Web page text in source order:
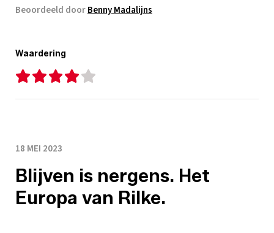
Beoordeeld doorBenny Madalijns
Waardering
18 MEI 2023
Blijven is nergens. Het
Europa van Rilke.